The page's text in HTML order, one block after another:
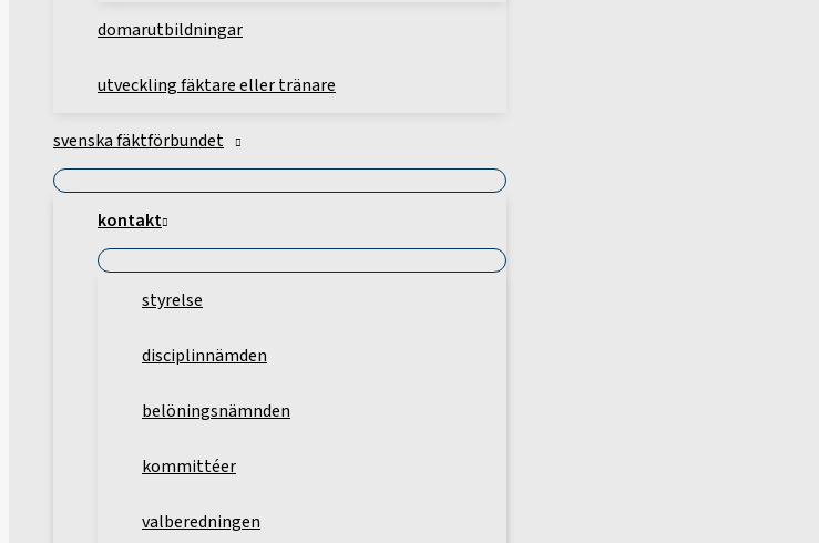
domarutbildningar
utveckling fäktare eller tränare
svenska fäktförbundet
kontakt
styrelse
disciplinnämden
belöningsnämnden
kommittéer
valberedningen